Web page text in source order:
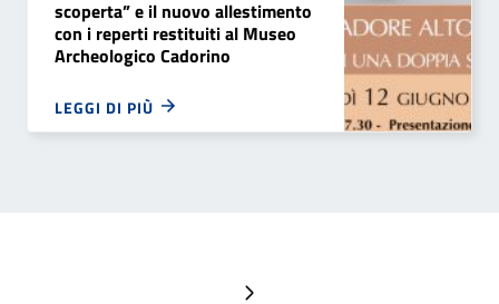
scoperta” e il nuovo allestimento
con i reperti restituiti al Museo
Archeologico Cadorino
LEGGI DI PIÙ
Pagina successiva